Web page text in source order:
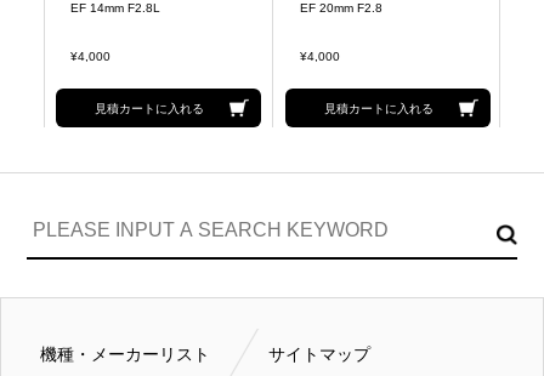
EF 14mm F2.8L
¥4,000
見積カートに入れる
EF 20mm F2.8
¥4,000
見積カートに入れる
機種・メーカーリスト サイトマップ